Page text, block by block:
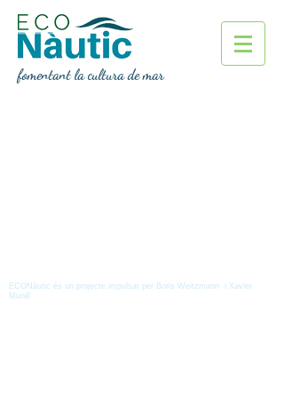
fomentant la cultura de mar
ECONàutic és un projecte impulsat per Boris Weitzmann i Xavier
Munill